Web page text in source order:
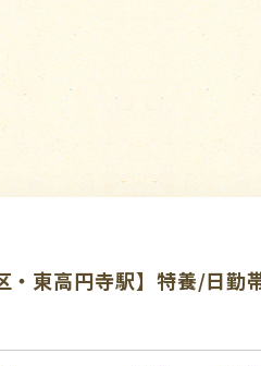
東高円寺駅】特養/日